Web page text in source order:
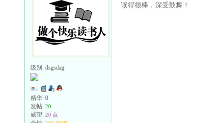
级别: dsgsdag
精华: 0
发帖: 20
威望: 20 点
读得很棒，深受鼓舞！